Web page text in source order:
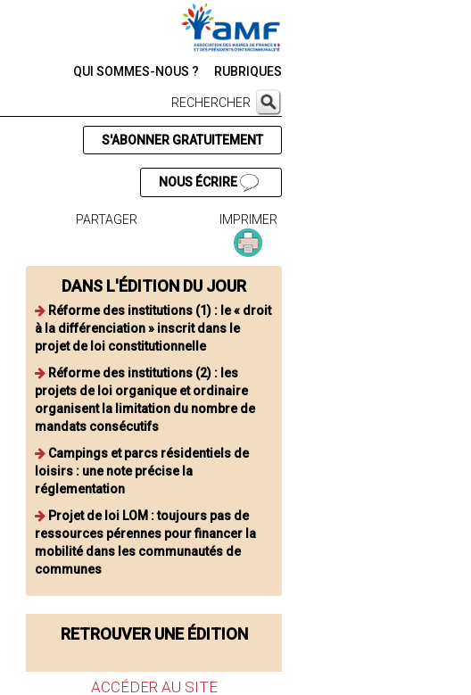
QUI SOMMES-NOUS ? RUBRIQUES
RECHERCHER
S'ABONNER GRATUITEMENT
NOUS ÉCRIRE
PARTAGER IMPRIMER
DANS L'ÉDITION DU JOUR
Réforme des institutions (1) : le « droit
à la différenciation » inscrit dans le
projet de loi constitutionnelle
Réforme des institutions (2) : les
projets de loi organique et ordinaire
organisent la limitation du nombre de
mandats consécutifs
Campings et parcs résidentiels de
loisirs : une note précise la
réglementation
Projet de loi LOM : toujours pas de
ressources pérennes pour financer la
mobilité dans les communautés de
communes
RETROUVER UNE ÉDITION
ACCÉDER AU SITE